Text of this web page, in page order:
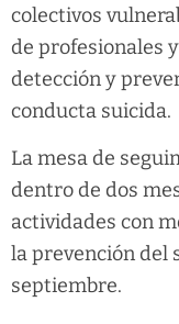
colectivos
de profesionales
detección y
conducta suicida.
La mesa de
dentro de dos
actividades con
la prevención del
septiembre.